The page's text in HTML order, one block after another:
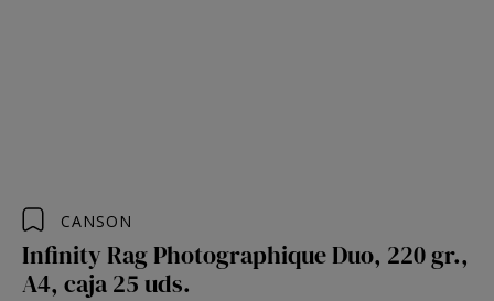
CANSON
Infinity Rag Photographique Duo, 220 gr.,
A4, caja 25 uds.